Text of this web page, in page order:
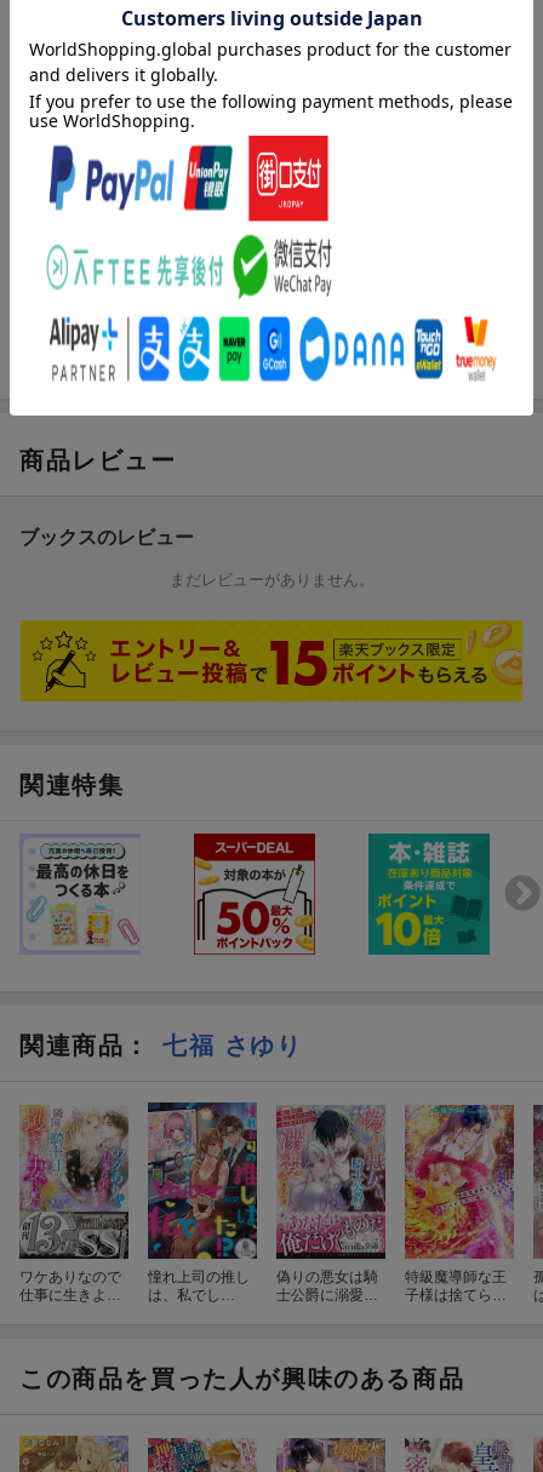
巧みな愛撫は快感を呼び覚まし、淫らな悦びに震えてしまう。
「ずっとキミを想って生きてきた」
意味深な囁きに、幼い頃の記憶が蘇りーー？
内容紹介（「BOOK」データベースより）
トラックに轢かれ、転生したら魔王の娘になっていた！勇者が倒
しにやって来て殺されると思いきや、突然のプロポーズ！？驚き
戸惑いながらも、私を大切にしてくれる優しい彼に惹かれてい
く。抱擁を受け入れれば、甘く蕩ける夜が待っていて。巧みな愛
撫は快感を呼び覚まし、淫らな悦びに震えてしまう。「ずっとキ
ミを想って生きてきた」意味深な囁きに、幼い頃の記憶が蘇り
商品レビュー
ブックスのレビュー
まだレビューがありません。
関連特集
関連商品 ： 七福 さゆり
ワケありなので
仕事に生きよう
れました
憧れ上司の推し
は、私でし
元でも溺愛され
ています
偽りの悪女は騎
士公爵に溺愛さ
好きらしい〜
特級魔導師な王
子様は捨てられ
この商品を買った人が興味のある商品